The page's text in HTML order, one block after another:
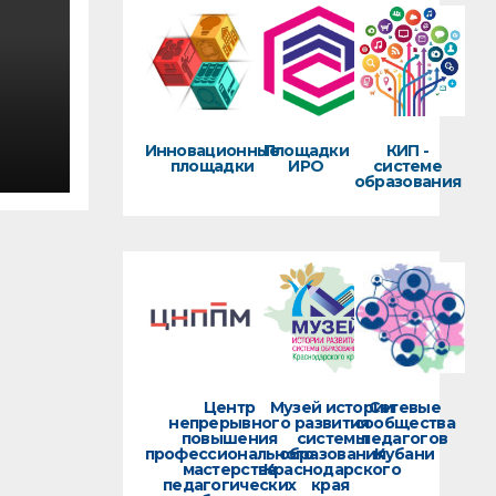
Инновационные
площадки
Площадки
ИРО
КИП -
системе
образования
Центр
непрерывного
повышения
профессионального
мастерства
педагогических
Музей истории
развития
системы
образования
Краснодарского
края
Сетевые
сообщества
педагогов
Кубани